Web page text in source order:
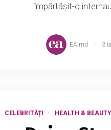
împărtășit-o
EA.md 3
CELEBRITĂȚI HEALTH & BEAUTY